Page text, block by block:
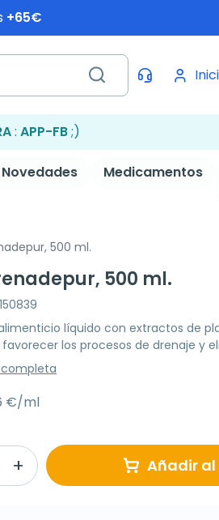
+65€
: APP-FB;)
Novedades Medicamentos
500 ml.
500 ml.
líquido con extractos de
los procesos de drenaje y
€/ml
Añadir